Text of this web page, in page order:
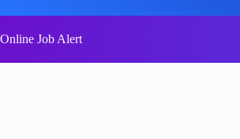
to
content
Online Job Alert